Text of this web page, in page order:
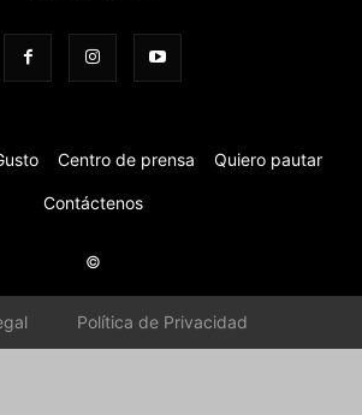
Centro de prensa Quiero pautar
Contáctenos
©
Política de Privacidad